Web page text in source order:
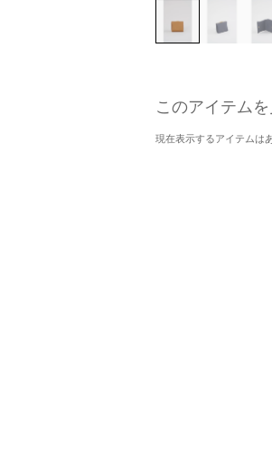
このアイテム
現在表示するアイテムは